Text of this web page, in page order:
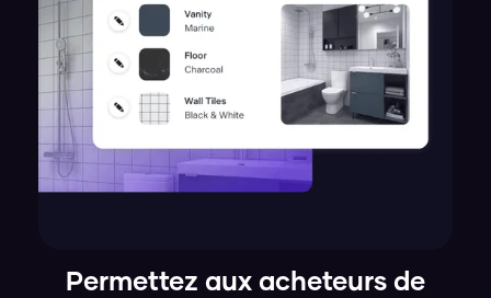
Permettez aux acheteurs de